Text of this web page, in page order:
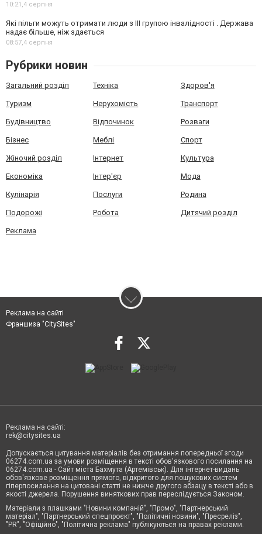
10:21,4 серпня
Які пільги можуть отримати люди з III групою інвалідності . Держава
надає більше, ніж здається
08:57,4 серпня
Рубрики новин
Загальний розділ Техніка Здоров'я
Туризм Нерухомість Транспорт
Будівництво Відпочинок Розваги
Бізнес Меблі Спорт
Жіночий розділ Інтернет Культура
Економіка Інтер'єр Мода
Кулінарія Послуги Родина
Подорожі Робота Дитячий розділ
Реклама
Реклама на сайті
Франшиза "CitySites"
Реклама на сайті:
rek@citysites.ua
Допускається цитування матеріалів без отримання попередньої згоди
06274.com.ua за умови розміщення в тексті обов'язкового посилання на
06274.com.ua - Сайт міста Бахмута (Артемівськ). Для інтернет-видань
обов'язкове розміщення прямого, відкритого для пошукових систем
гіперпосилання на цитовані статті не нижче другого абзацу в тексті або в
якості джерела. Порушення виняткових прав переслідується Законом.
Матеріали з плашками "Новини компаній", "Промо", "Партнерський
матеріал", "Партнерський спецпроєкт", "Політичні новини", "Пресреліз",
"PR", "Офіційно", "Політична реклама" публікуються на правах реклами.